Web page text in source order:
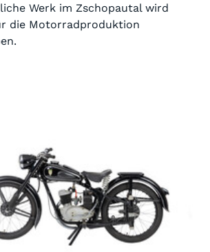
Werk im Zschopautal wird
die Motorradproduktion